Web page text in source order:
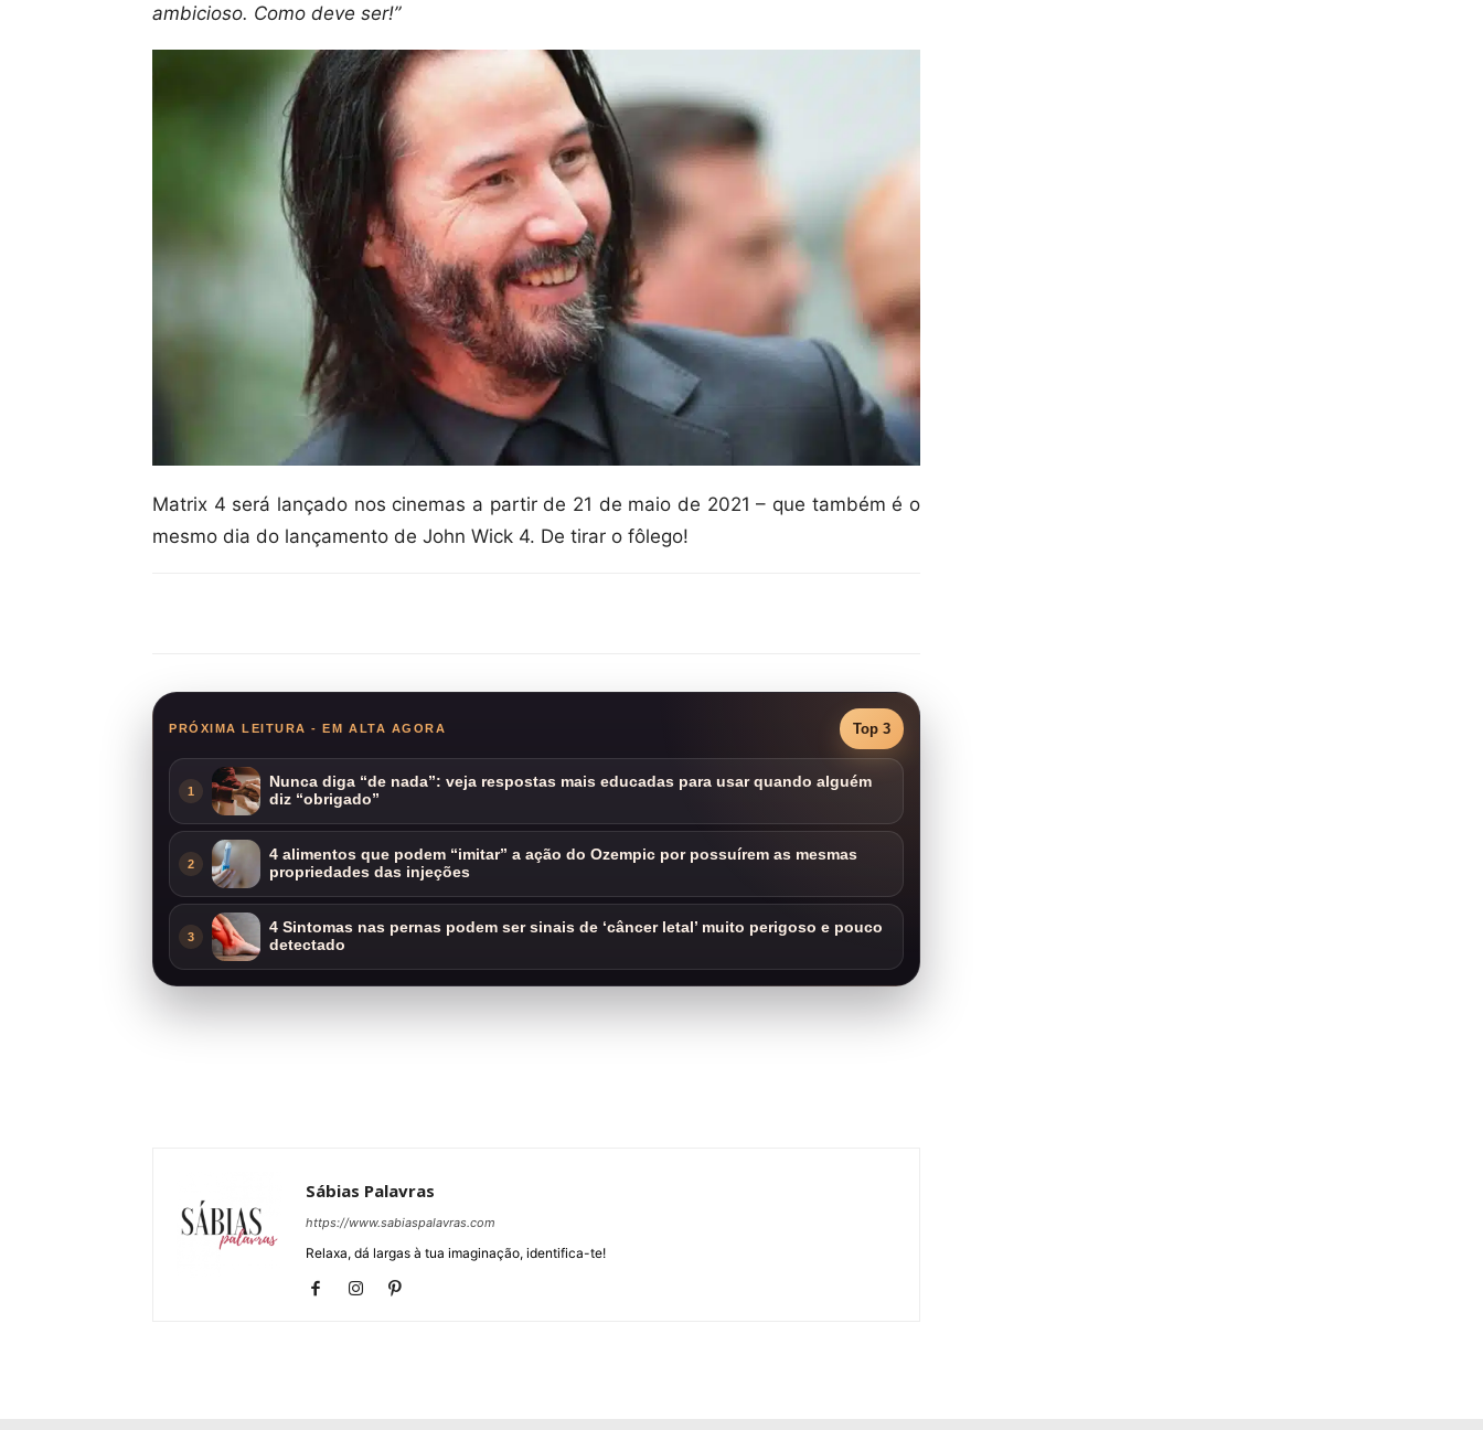
ambicioso. Como deve ser!”
Matrix 4 será lançado nos cinemas a partir de 21 de maio de 2021 – que também é o
mesmo dia do lançamento de John Wick 4. De tirar o fôlego!
PRÓXIMA LEITURA - EM ALTA AGORA Top 3
1
Nunca diga “de nada”: veja respostas mais educadas para usar quando alguém
diz “obrigado”
2
4 alimentos que podem “imitar” a ação do Ozempic por possuírem as mesmas
propriedades das injeções
3
4 Sintomas nas pernas podem ser sinais de ‘câncer letal’ muito perigoso e pouco
detectado
Sábias Palavras
https://www.sabiaspalavras.com
Relaxa, dá largas à tua imaginação, identifica-te!